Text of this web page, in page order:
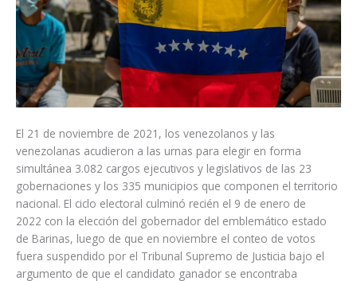
El 21 de noviembre de 2021, los venezolanos y las
venezolanas acudieron a las urnas para elegir en forma
simultánea 3.082 cargos ejecutivos y legislativos de las 23
gobernaciones y los 335 municipios que componen el territorio
nacional. El ciclo electoral culminó recién el 9 de enero de
2022 con la elección del gobernador del emblemático estado
de Barinas, luego de que en noviembre el conteo de votos
fuera suspendido por el Tribunal Supremo de Justicia bajo el
argumento de que el candidato ganador se encontraba